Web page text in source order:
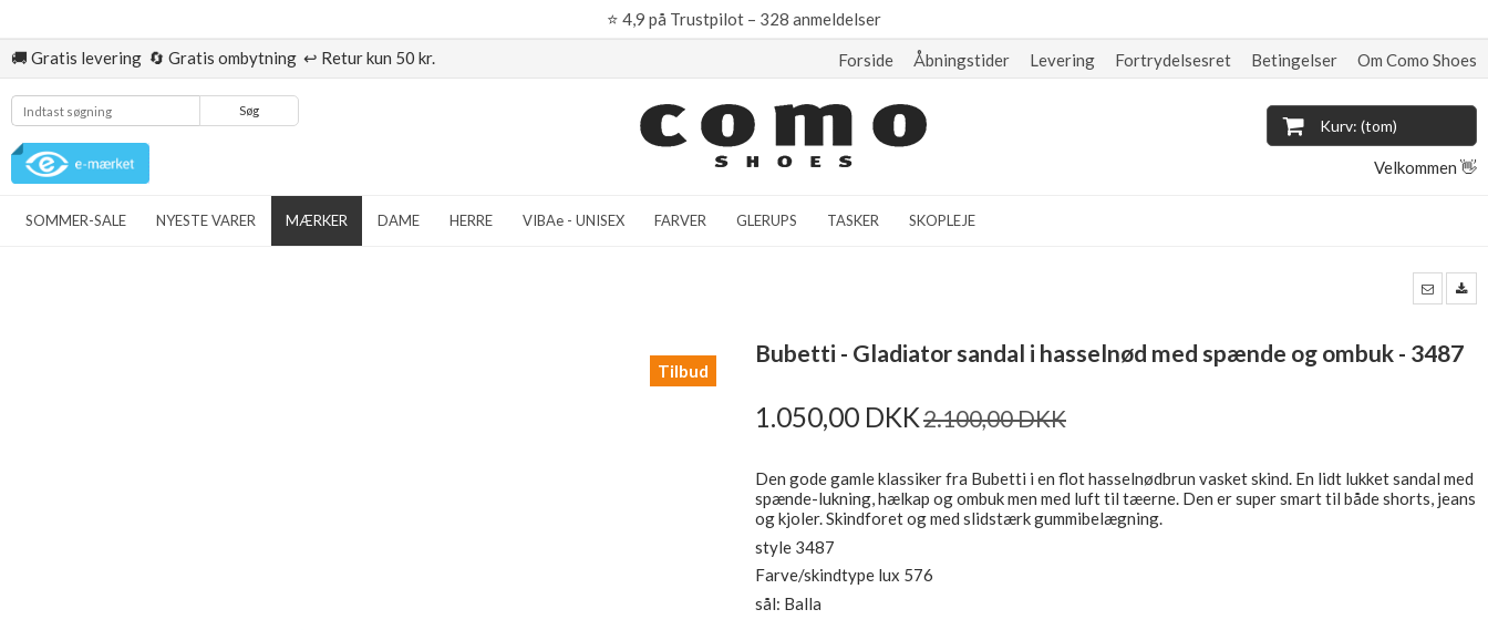
⭐ 4,9 på Trustpilot – 328 anmeldelser
🚚 Gratis levering 🔄 Gratis ombytning ↩️ Retur kun 50 kr.
Forside Åbningstider Levering Fortrydelsesret Betingelser Om Como Shoes
Søg
Kurv: (tom)
Velkommen 👋
SOMMER-SALE NYESTE VARER MÆRKER DAME HERRE VIBAe - UNISEX FARVER GLERUPS TASKER SKOPLEJE
Tilbud
Bubetti - Gladiator sandal i hasselnød med spænde og ombuk - 3487
1.050,00 DKK2.100,00 DKK
Den gode gamle klassiker fra Bubetti i en flot hasselnødbrun vasket skind. En lidt lukket sandal med
spænde-lukning, hælkap og ombuk men med luft til tæerne. Den er super smart til både shorts, jeans
og kjoler. Skindforet og med slidstærk gummibelægning.
style 3487
Farve/skindtype lux 576
sål: Balla